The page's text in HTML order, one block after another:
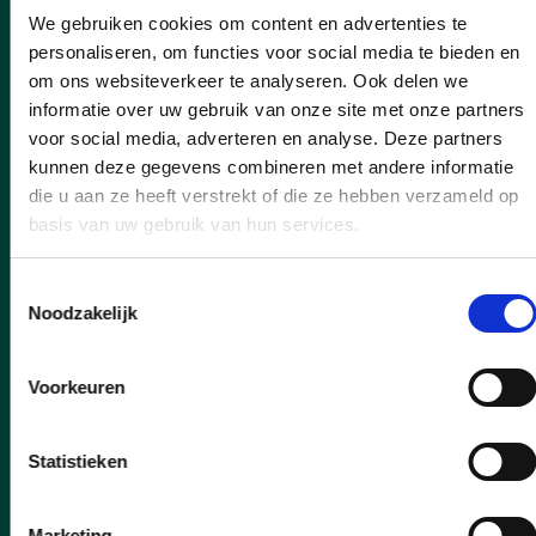
We gebruiken cookies om content en advertenties te
personaliseren, om functies voor social media te bieden en
om ons websiteverkeer te analyseren. Ook delen we
informatie over uw gebruik van onze site met onze partners
voor social media, adverteren en analyse. Deze partners
kunnen deze gegevens combineren met andere informatie
die u aan ze heeft verstrekt of die ze hebben verzameld op
basis van uw gebruik van hun services.
Noodzakelijk
Voorkeuren
Statistieken
Kalkstraat gestart na